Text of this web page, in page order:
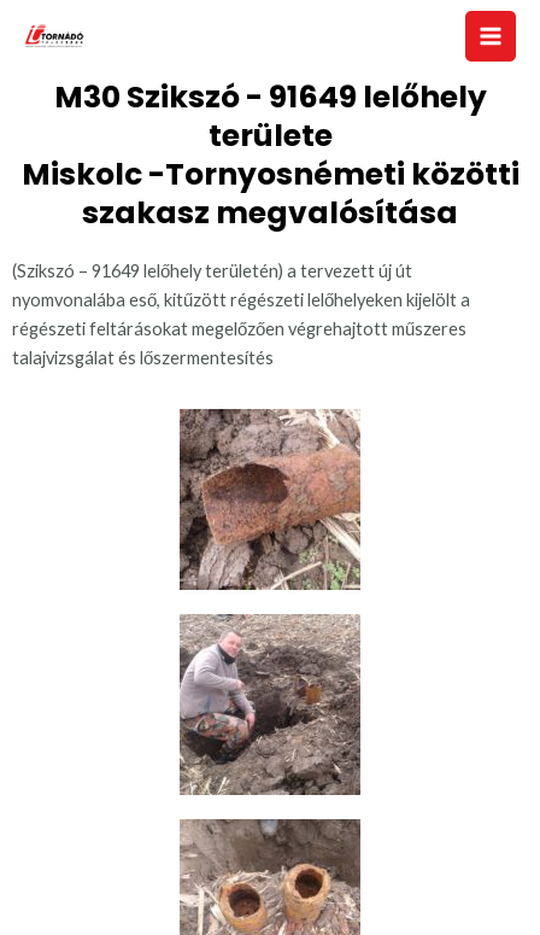
M30 Szikszó - 91649 lelőhely
területe
Miskolc -Tornyosnémeti közötti
szakasz megvalósítása
(Szikszó – 91649 lelőhely területén) a tervezett új út
nyomvonalába eső, kitűzött régészeti lelőhelyeken kijelölt a
régészeti feltárásokat megelőzően végrehajtott műszeres
talajvizsgálat és lőszermentesítés